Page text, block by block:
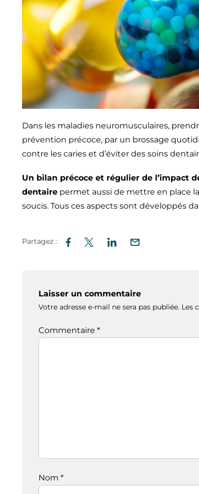
Dans les maladies neuromusculaires,
prévention précoce, par un brossage
contre les caries et d’éviter des soins
Un bilan précoce et régulier de l’impact
dentaire permet aussi de mettre en place
soucis. Tous ces aspects sont développés
Partagez :
Laisser un commentaire
Votre adresse e-mail ne sera pas publiée. Les
Commentaire *
Nom *